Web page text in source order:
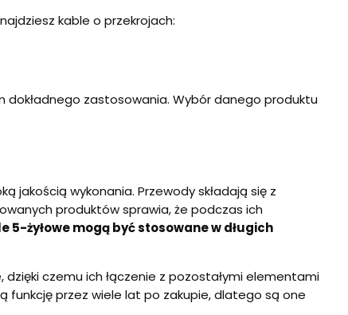
kable o przekrojach:
dokładnego zastosowania. Wybór danego produktu
jakością wykonania. Przewody składają się z
produktów sprawia, że podczas ich
5-żyłowe mogą być stosowane w długich
czemu ich łączenie z pozostałymi elementami
funkcję przez wiele lat po zakupie, dlatego są one